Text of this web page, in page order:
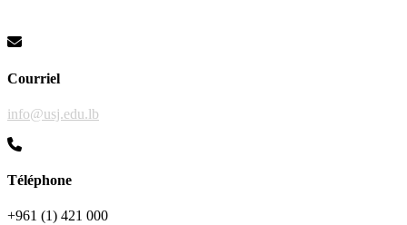
Courriel
info@usj.edu.lb
Téléphone
+961 (1) 421 000